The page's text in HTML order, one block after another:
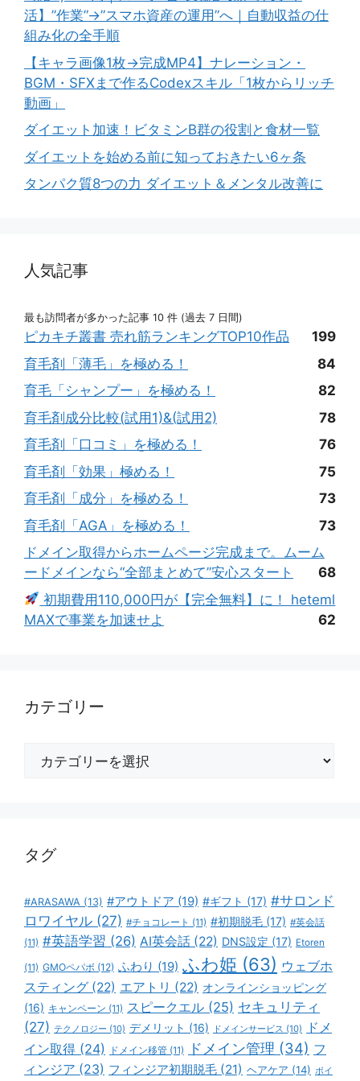
活】”作業”→”スマホ資産の運用”へ｜自動収益の仕
組み化の全手順
【キャラ画像1枚→完成MP4】ナレーション・
BGM・SFXまで作るCodexスキル「1枚からリッチ
動画」
ダイエット加速！ビタミンB群の役割と食材一覧
ダイエットを始める前に知っておきたい6ヶ条
タンパク質8つの力 ダイエット＆メンタル改善に
人気記事
最も訪問者が多かった記事 10 件 (過去 7 日間)
ピカキチ叢書 売れ筋ランキングTOP10作品
199
育毛剤「薄毛」を極める！
84
育毛「シャンプー」を極める！
82
育毛剤成分比較(試用1)&(試用2)
78
育毛剤「口コミ」を極める！
76
育毛剤「効果」極める！
75
育毛剤「成分」を極める！
73
育毛剤「AGA」を極める！
73
ドメイン取得からホームページ完成まで。ムーム
ードメインなら“全部まとめて”安心スタート
68
初期費用110,000円が【完全無料】に！ heteml
MAXで事業を加速せよ
62
カテゴリー
タグ
#ARASAWA (13) #アウトドア (19) #ギフト (17) #サロンド
ロワイヤル (27) #チョコレート (11) #初期脱毛 (17) #英会話
(11) #英語学習 (26) AI英会話 (22) DNS設定 (17) Etoren
(11) GMOペパボ (12) ふわり (19) ふわ姫 (63) ウェブホ
スティング (22) エアトリ (22) オンラインショッピング
(16) キャンペーン (11) スピークエル (25) セキュリティ
(27) テクノロジー (10) デメリット (16) ドメインサービス (10)
ドメ
イン取得 (24) ドメイン移管 (11) ドメイン管理 (34) フ
ィンジア (23) フィンジア初期脱毛 (21) ヘアケア (14) ボイ